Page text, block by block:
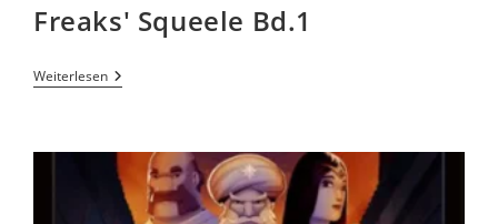
Freaks' Squeele Bd.1
Weiterlesen